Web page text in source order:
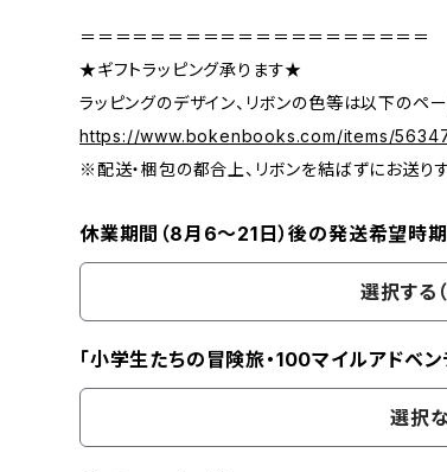
＝＝＝＝＝＝＝＝＝＝＝＝＝＝＝＝＝＝＝＝
★ギフトラッピング承ります★
ラッピングのデザイン、リボンの色等は以下のペ
https://www.bokenbooks.com/items/
※配送・梱包の都合上、リボンを結ばずにお送り
休業期間（8月6〜21日）後の発送希望時
選択する
「小学生たちの冒険旅・100マイルアドベン
選択